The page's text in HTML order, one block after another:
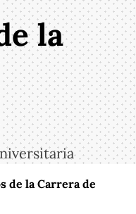
la
de la Carrera de